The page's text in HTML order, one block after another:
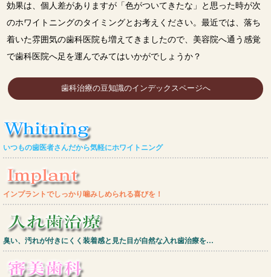
効果は、個人差がありますが「色がついてきたな」と思った時が次
のホワイトニングのタイミングとお考えください。最近では、落ち
着いた雰囲気の歯科医院も増えてきましたので、美容院へ通う感覚
で歯科医院へ足を運んでみてはいかがでしょうか？
歯科治療の豆知識のインデックスページへ
いつもの歯医者さんだから気軽にホワイトニング
インプラントでしっかり噛みしめられる喜びを！
臭い、汚れが付きにくく装着感と見た目が自然な入れ歯治療を…